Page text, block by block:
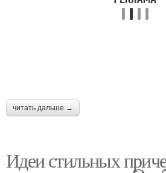
читать дальше →
Идеи стильных